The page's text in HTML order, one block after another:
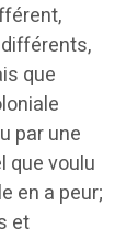
que
par une
que voulu
en a peur;
et